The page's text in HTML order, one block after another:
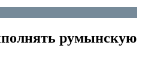
румынскую